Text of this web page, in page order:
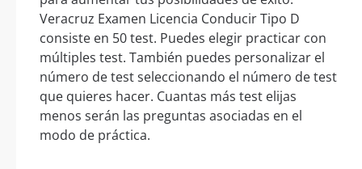
Veracruz Examen Licencia Conducir Tipo D
consiste en 50 test. Puedes elegir practicar con
múltiples test. También puedes personalizar el
número de test seleccionando el número de test
que quieres hacer. Cuantas más test elijas
menos serán las preguntas asociadas en el
modo de práctica.